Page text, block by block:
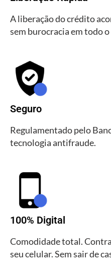
A liberação do crédito
sem burocracia em todo
Seguro
Regulamentado pelo
tecnologia antifraude.
100% Digital
Comodidade total.
seu celular. Sem sair de